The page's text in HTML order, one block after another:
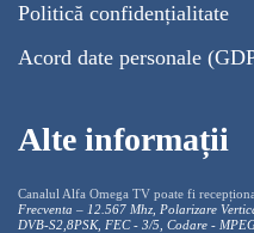
Politică confidențialitate
Acord date personale
Alte informații
Canalul Alfa Omega TV poate fi
Frecventa – 12.567 Mhz, Polarizare
DVB-S2,8PSK, FEC - 3/5, Codare -